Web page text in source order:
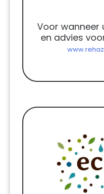
Voor wanneer
en advies